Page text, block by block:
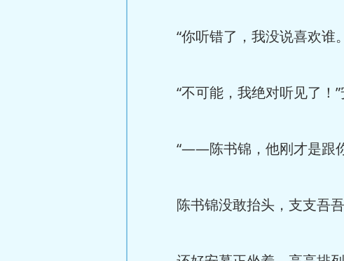
“你听错了，我没说喜欢谁。
“不可能，我绝对听见了！”
“——陈书锦，他刚才是跟你
陈书锦没敢抬头，支支吾吾